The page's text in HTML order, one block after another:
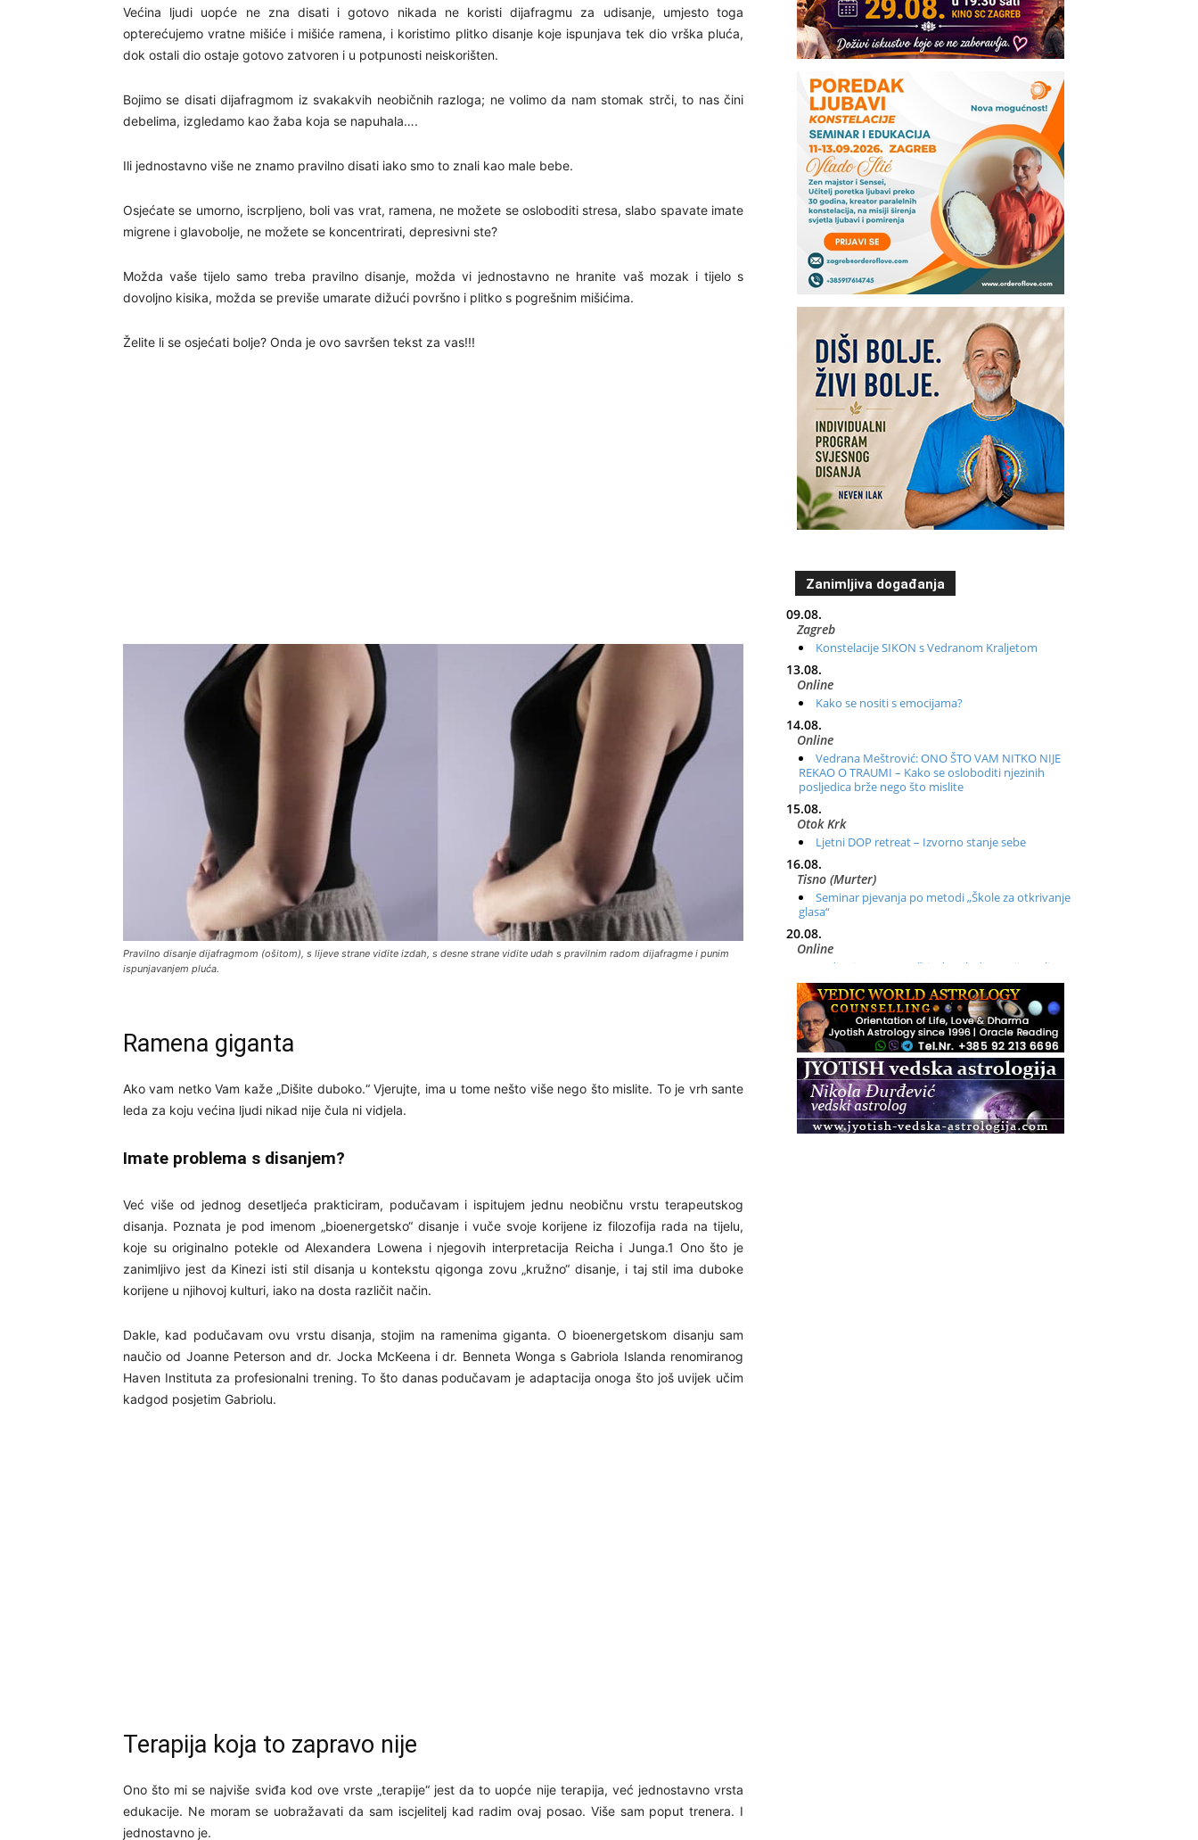
Većina ljudi uopće ne zna disati i gotovo nikada ne koristi dijafragmu za udisanje, umjesto toga
opterećujemo vratne mišiće i mišiće ramena, i koristimo plitko disanje koje ispunjava tek dio vrška pluća,
dok ostali dio ostaje gotovo zatvoren i u potpunosti neiskorišten.
Bojimo se disati dijafragmom iz svakakvih neobičnih razloga; ne volimo da nam stomak strči, to nas čini
debelima, izgledamo kao žaba koja se napuhala….
Ili jednostavno više ne znamo pravilno disati iako smo to znali kao male bebe.
Osjećate se umorno, iscrpljeno, boli vas vrat, ramena, ne možete se osloboditi stresa, slabo spavate imate
migrene i glavobolje, ne možete se koncentrirati, depresivni ste?
Možda vaše tijelo samo treba pravilno disanje, možda vi jednostavno ne hranite vaš mozak i tijelo s
dovoljno kisika, možda se previše umarate dižući površno i plitko s pogrešnim mišićima.
Želite li se osjećati bolje? Onda je ovo savršen tekst za vas!!!
Pravilno disanje dijafragmom (ošitom), s lijeve strane vidite izdah, s desne strane vidite udah s pravilnim radom dijafragme i punim
ispunjavanjem pluća.
Ramena giganta
Ako vam netko Vam kaže „Dišite duboko.“ Vjerujte, ima u tome nešto više nego što mislite. To je vrh sante
leda za koju većina ljudi nikad nije čula ni vidjela.
Imate problema s disanjem?
Već više od jednog desetljeća prakticiram, podučavam i ispitujem jednu neobičnu vrstu terapeutskog
disanja. Poznata je pod imenom „bioenergetsko“ disanje i vuče svoje korijene iz filozofija rada na tijelu,
koje su originalno potekle od Alexandera Lowena i njegovih interpretacija Reicha i Junga.1 Ono što je
zanimljivo jest da Kinezi isti stil disanja u kontekstu qigonga zovu „kružno“ disanje, i taj stil ima duboke
korijene u njihovoj kulturi, iako na dosta različit način.
Dakle, kad podučavam ovu vrstu disanja, stojim na ramenima giganta. O bioenergetskom disanju sam
naučio od Joanne Peterson and dr. Jocka McKeena i dr. Benneta Wonga s Gabriola Islanda renomiranog
Haven Instituta za profesionalni trening. To što danas podučavam je adaptacija onoga što još uvijek učim
kadgod posjetim Gabriolu.
Terapija koja to zapravo nije
Ono što mi se najviše sviđa kod ove vrste „terapije“ jest da to uopće nije terapija, već jednostavno vrsta
edukacije. Ne moram se uobražavati da sam iscjelitelj kad radim ovaj posao. Više sam poput trenera. I
jednostavno je.
Zanimljiva događanja
09.08.
Zagreb
Konstelacije SIKON s Vedranom Kraljetom
13.08.
Online
Kako se nositi s emocijama?
14.08.
Online
Vedrana Meštrović: ONO ŠTO VAM NITKO NIJE
REKAO O TRAUMI – Kako se osloboditi njezinih
posljedica brže nego što mislite
15.08.
Otok Krk
Ljetni DOP retreat – Izvorno stanje sebe
16.08.
Tisno (Murter)
Seminar pjevanja po metodi „Škole za otkrivanje
glasa“
20.08.
Online
Radionica: Pomagači iz drugih dimenzija Online –
otvoreno za sve
21.08.
Zagreb+Online
Osnovni ThetaHealing® tečaj, Zagreb i Online
22.08.
Zagreb
Osnovna radionica za izscjeljivanje pranom (Basic
Pranic Healing course)
Pula